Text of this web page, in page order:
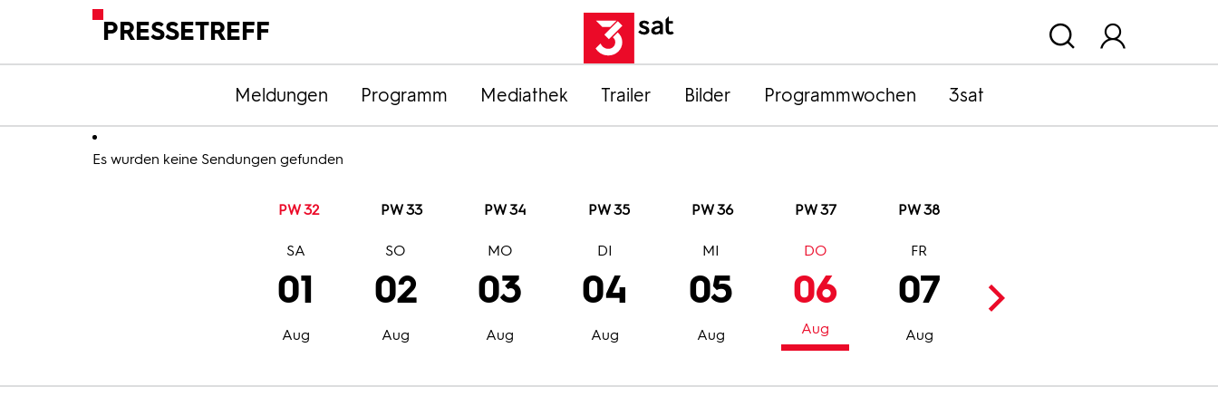
PRESSETREFF
Meldungen Programm Mediathek Trailer Bilder Programmwochen 3sat
Es wurden keine Sendungen gefunden
PW 32 PW 33 PW 34 PW 35 PW 36 PW 37 PW 38
01
Aug
SA
02
Aug
SO
03
Aug
MO
04
Aug
DI
05
Aug
MI
06
Aug
DO
07
Aug
FR
08